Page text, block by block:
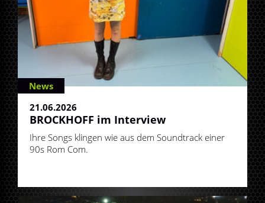
News
21.06.2026
BROCKHOFF im Interview
Ihre Songs klingen wie aus dem Soundtrack einer
90s Rom Com.